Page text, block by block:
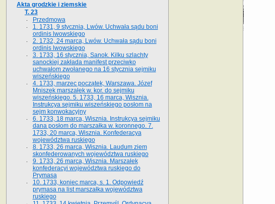
Akta grodzkie i ziemskie
T. 23
Przedmowa
1. 1731, 9 stycznia, Lwów. Uchwała sądu boni
ordinis lwowskiego
2. 1732, 24 marca, Lwów. Uchwała sądu boni
ordinis lwowskiego
3. 1733, 16 stycznia, Sanok. Kilku szlachty
sanockiej zakłada manifest przeciwko
uchwałom zwołanego na 16 stycz­nia sejmiku
wiszeńskiego
4. 1733, marzec początek, Warszawa. Józef
Mniszek marszałek w. kor. do sejmiku
wiszeńskiego. 5. 1733, 16 marca, Wisznia.
Instrukcya sejmiku wiszeńskiego posłom na
sejm konwokacyjny
6. 1733, 18 marca, Wisznia. Instrukcya sejmiku
dana posłom do marszałka w. koronnego. 7.
1733, 20 marca, Wisznia. Konfederacya
województwa ruskiego
8. 1733, 26 marca, Wisznia. Laudum ziem
skonfederowanych województwa ruskiego
9. 1733, 26 marca, Wisznia. Marszałek
konfederacyi województwa ruskiego do
Prymasa
10. 1733, koniec marca, s. 1. Odpowiedź
prymasa na list marszałka województwa
ruskiego